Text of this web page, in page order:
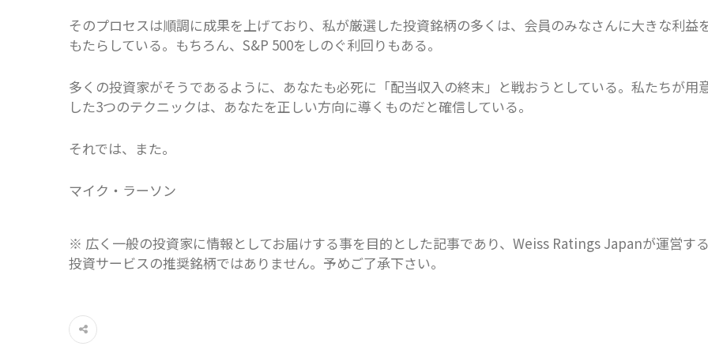
そのプロセスは順調に成果を上げており、私が厳選した投資銘柄の多くは、会員のみなさんに大きな利益
もたらしている。もちろん、S&P 500をしのぐ利回りもある。
多くの投資家がそうであるように、あなたも必死に「配当収入の終末」と戦おうとしている。私たちが用
した3つのテクニックは、あなたを正しい方向に導くものだと確信している。
それでは、また。
マイク・ラーソン
※ 広く一般の投資家に情報としてお届けする事を目的とした記事であり、Weiss Ratings Japanが運営する
投資サービスの推奨銘柄ではありません。予めご了承下さい。